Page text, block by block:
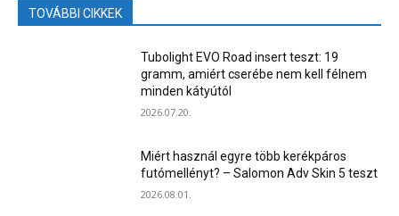
TOVÁBBI CIKKEK
Tubolight EVO Road insert teszt: 19
gramm, amiért cserébe nem kell félnem
minden kátyútól
2026.07.20.
Miért használ egyre több kerékpáros
futómellényt? – Salomon Adv Skin 5 teszt
2026.08.01.